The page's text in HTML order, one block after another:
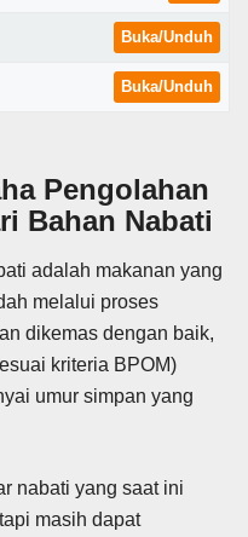
Buka/Unduh
Buka/Unduh
Pengolahan
Bahan Nabati
adalah makanan yang
melalui proses
dikemas dengan baik,
kriteria BPOM)
umur simpan yang
nabati yang saat ini
masih dapat